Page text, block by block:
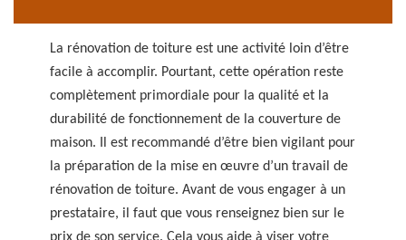
La rénovation de toiture est une activité loin d’être
facile à accomplir. Pourtant, cette opération reste
complètement primordiale pour la qualité et la
durabilité de fonctionnement de la couverture de
maison. Il est recommandé d’être bien vigilant pour
la préparation de la mise en œuvre d’un travail de
rénovation de toiture. Avant de vous engager à un
prestataire, il faut que vous renseignez bien sur le